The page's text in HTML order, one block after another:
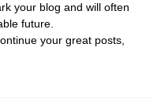
your blog and will often
future.
your great posts,